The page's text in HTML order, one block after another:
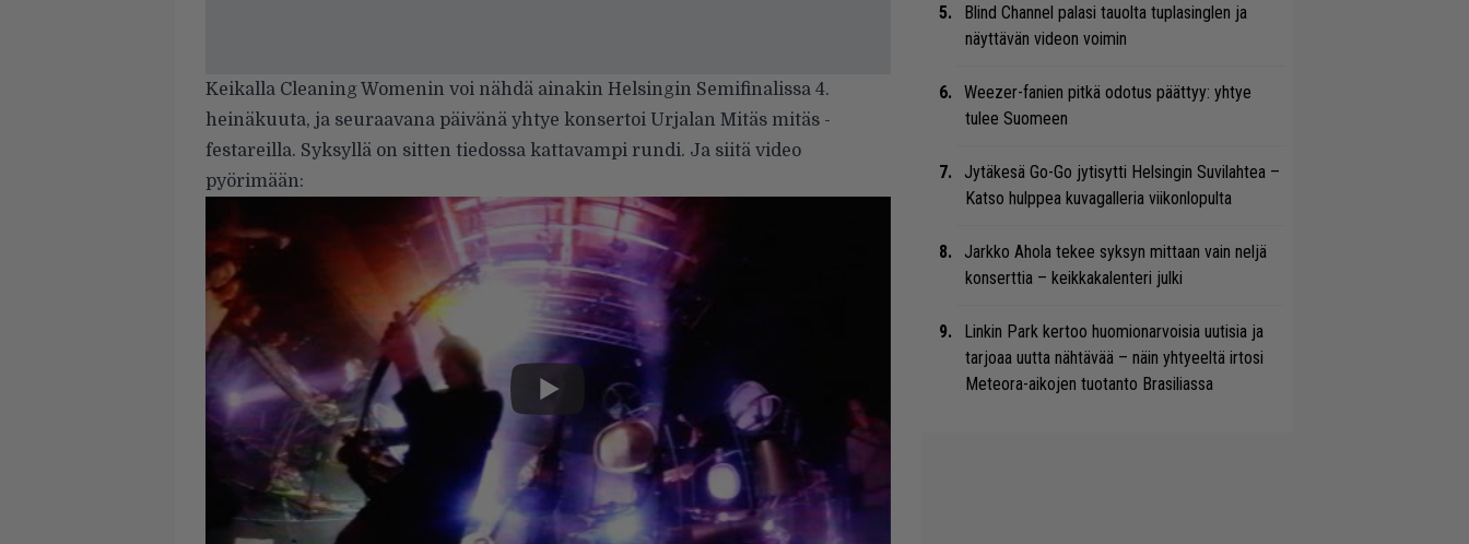
Keikalla Cleaning Womenin voi nähdä ainakin Helsingin Semifinalissa 4.
heinäkuuta, ja seuraavana päivänä yhtye konsertoi Urjalan Mitäs mitäs -
festareilla. Syksyllä on sitten tiedossa kattavampi rundi. Ja siitä video
pyörimään:
Blind Channel palasi tauolta tuplasinglen ja
näyttävän videon voimin
Weezer-fanien pitkä odotus päättyy: yhtye
tulee Suomeen
Jytäkesä Go-Go jytisytti Helsingin Suvilahtea –
Katso hulppea kuvagalleria viikonlopulta
Jarkko Ahola tekee syksyn mittaan vain neljä
konserttia – keikkakalenteri julki
Linkin Park kertoo huomionarvoisia uutisia ja
tarjoaa uutta nähtävää – näin yhtyeeltä irtosi
Meteora-aikojen tuotanto Brasiliassa